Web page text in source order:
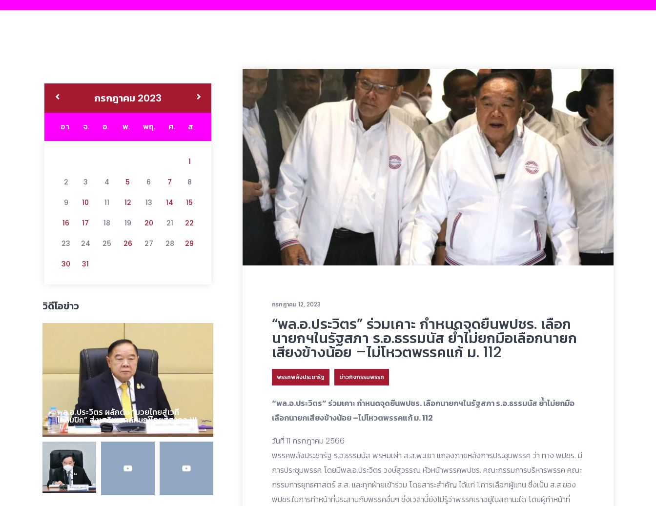
กรกฎาคม 12, 2023
“พล.อ.ประวิตร” ร่วมเคาะ กำหนดจุดยืนพปชร. เลือก
นายกฯในรัฐสภา ร.อ.ธรรมนัส ย้ำไม่ยกมือเลือกนายก
เสียงข้างน้อย –ไม่โหวตพรรคแก้ ม. 112
พรรคพลังประชารัฐ ข่าวกิจกรรมพรรค
“พล.อ.ประวิตร” ร่วมเคาะ กำหนดจุดยืนพปชร. เลือกนายกฯในรัฐสภา ร.อ.ธรรมนัส ย้ำไม่ยกมือ
เลือกนายกเสียงข้างน้อย –ไม่โหวตพรรคแก้ ม. 112
วันที่ 11 กรกฎาคม 2566
พรรคพลังประชารัฐ ร.อ.ธรรมนัส พรหมเผ่า ส.ส.พะเยา แถลงภายหลังการประชุมพรรค ว่า ทาง พปชร. มี
การประชุมพรรค โดยมีพล.อ.ประวิตร วงษ์สุวรรณ หัวหน้าพรรคพปชร. คณะกรรมการบริหารพรรค คณะ
กรรมการยุทธศาสตร์ ส.ส. และทุกฝ่ายเข้าร่วม โดยสาระสำคัญ ได้แก่ 1.การเลือกผู้แทน ซึ่งเป็น ส.ส.ของ
พปชร.ในการทำหน้าที่ประสานกับพรรคอื่นๆ ซึ่งเวลานี้ยังไม่รู้ว่าพรรคเราอยู่ในสถานะใด โดยผู้ทำหน้าที่
กรกฎาคม 2023
อา. จ. อ. พ. พฤ. ศ. ส.
1
2 3 4 5 6 7 8
9 10 11 12 13 14 15
16 17 18 19 20 21 22
23 24 25 26 27 28 29
30 31
วิดีโอข่าว
พล.อ.ประวิตร ผลักดัน “มวยไทยสู่เวที
โอลิมปิก” ส่งเสริมเอกลักษณ์ไทยสู่สากล !!!